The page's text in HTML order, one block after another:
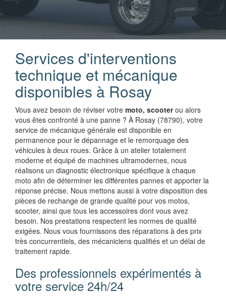
Services d'interventions
technique et mécanique
disponibles à Rosay
Vous avez besoin de réviser votre moto, scooterou alors
vous êtes confronté à une panne ? À Rosay (78790), votre
service de mécanique générale est disponible en
permanence pour le dépannage et le remorquage des
véhicules à deux roues. Grâce à un atelier totalement
moderne et équipé de machines ultramodernes, nous
réalisons un diagnostic électronique spécifique à chaque
moto afin de déterminer les différentes pannes et apporter la
réponse précise. Nous mettons aussi à votre disposition des
pièces de rechange de grande qualité pour vos motos,
scooter, ainsi que tous les accessoires dont vous avez
besoin. Nos prestations respectent les normes de qualité
exigées. Nous vous fournissons des réparations à des prix
très concurrentiels, des mécaniciens qualifiés et un délai de
traitement rapide.
Des professionnels expérimentés à
votre service 24h/24